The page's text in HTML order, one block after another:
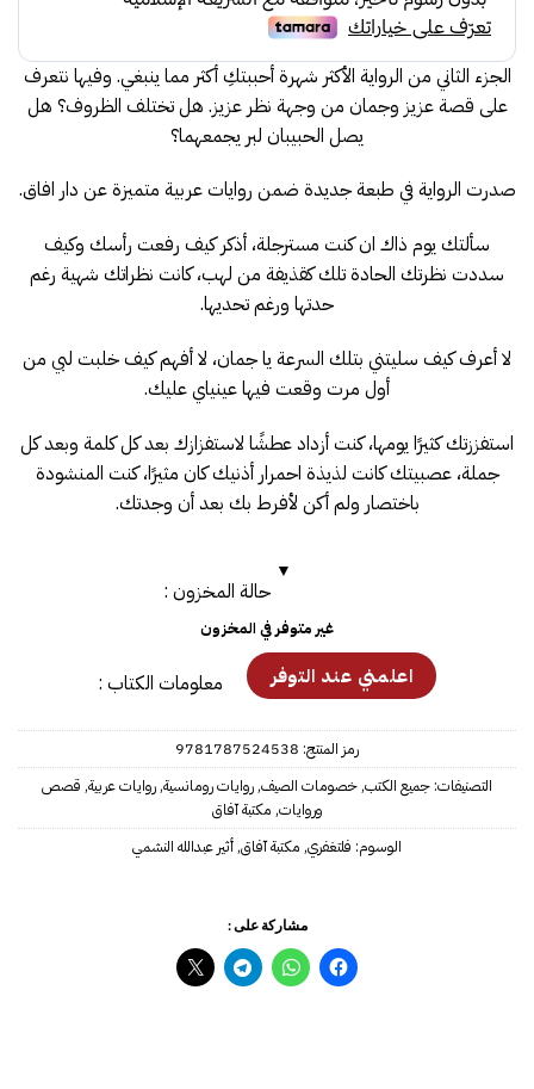
الجزء الثاني من الرواية الأكثر شهرة أحببتكِ أكثر مما ينبغي. وفيها نتعرف
على قصة عزيز وجمان من وجهة نظر عزيز. هل تختلف الظروف؟ هل
يصل الحبيبان لبر يجمعهما؟
صدرت الرواية في طبعة جديدة ضمن روايات عربية متميزة عن دار افاق.
سألتك يوم ذاك ان كنت مسترجلة، أذكر كيف رفعت رأسك وكيف
سددت نظرتك الحادة تلك كقذيفة من لهب، كانت نظراتك شهية رغم
حدتها ورغم تحديها.
لا أعرف كيف سليتني بتلك السرعة يا جمان، لا أفهم كيف خلبت لبي من
أول مرت وقعت فيها عينياي عليك.
استفززتك كثيرًا يومها، كنت أزداد عطشًا لاستفزازك بعد كل كلمة وبعد كل
جملة، عصبيتك كانت لذيذة احمرار أذنيك كان مثيرًا، كنت المنشودة
باختصار ولم أكن لأفرط بك بعد أن وجدتك.
حالة المخزون :
غير متوفر في المخزون
معلومات الكتاب :
رمز المنتج: 9781787524538
التصنيفات: جميع الكتب,خصومات الصيف,روايات رومانسية,روايات عربية, قصص
وروايات, مكتبة آفاق
الوسوم: فلتغفري, مكتبة آفاق,
مشاركة على :